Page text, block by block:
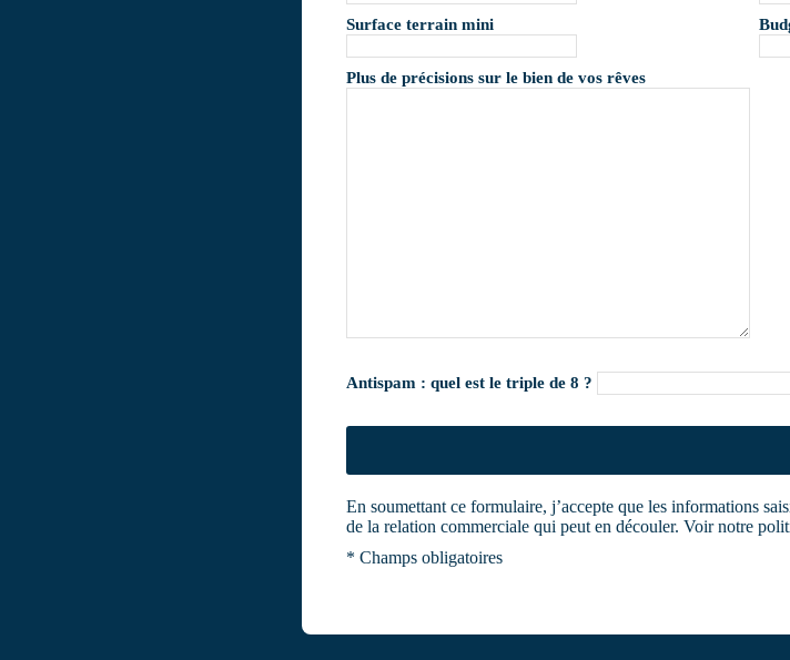
Surface terrain mini
Plus de précisions sur le bien de vos rêves
e
e
l
a
i
Antispam : quel est le triple de 8 ?
En soumettant ce formulaire, j’accepte que les informations
de la relation commerciale qui peut en découler. Voir notre
* Champs obligatoires